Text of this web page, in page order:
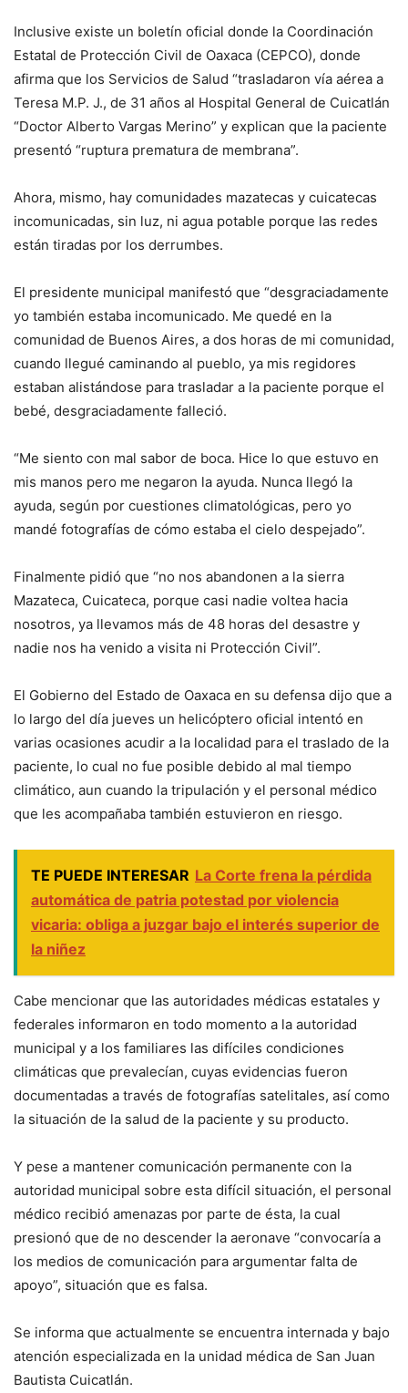
Inclusive existe un boletín oficial donde la Coordinación
Estatal de Protección Civil de Oaxaca (CEPCO), donde
afirma que los Servicios de Salud “trasladaron vía aérea a
Teresa M.P. J., de 31 años al Hospital General de Cuicatlán
“Doctor Alberto Vargas Merino” y explican que la paciente
presentó “ruptura prematura de membrana”.
Ahora, mismo, hay comunidades mazatecas y cuicatecas
incomunicadas, sin luz, ni agua potable porque las redes
están tiradas por los derrumbes.
El presidente municipal manifestó que “desgraciadamente
yo también estaba incomunicado. Me quedé en la
comunidad de Buenos Aires, a dos horas de mi comunidad,
cuando llegué caminando al pueblo, ya mis regidores
estaban alistándose para trasladar a la paciente porque el
bebé, desgraciadamente falleció.
“Me siento con mal sabor de boca. Hice lo que estuvo en
mis manos pero me negaron la ayuda. Nunca llegó la
ayuda, según por cuestiones climatológicas, pero yo
mandé fotografías de cómo estaba el cielo despejado”.
Finalmente pidió que “no nos abandonen a la sierra
Mazateca, Cuicateca, porque casi nadie voltea hacia
nosotros, ya llevamos más de 48 horas del desastre y
nadie nos ha venido a visita ni Protección Civil”.
El Gobierno del Estado de Oaxaca en su defensa dijo que a
lo largo del día jueves un helicóptero oficial intentó en
varias ocasiones acudir a la localidad para el traslado de la
paciente, lo cual no fue posible debido al mal tiempo
climático, aun cuando la tripulación y el personal médico
que les acompañaba también estuvieron en riesgo.
TE PUEDE INTERESAR La Corte frena la pérdida
automática de patria potestad por violencia
vicaria: obliga a juzgar bajo el interés superior de
la niñez
Cabe mencionar que las autoridades médicas estatales y
federales informaron en todo momento a la autoridad
municipal y a los familiares las difíciles condiciones
climáticas que prevalecían, cuyas evidencias fueron
documentadas a través de fotografías satelitales, así como
la situación de la salud de la paciente y su producto.
Y pese a mantener comunicación permanente con la
autoridad municipal sobre esta difícil situación, el personal
médico recibió amenazas por parte de ésta, la cual
presionó que de no descender la aeronave “convocaría a
los medios de comunicación para argumentar falta de
apoyo”, situación que es falsa.
Se informa que actualmente se encuentra internada y bajo
atención especializada en la unidad médica de San Juan
Bautista Cuicatlán.